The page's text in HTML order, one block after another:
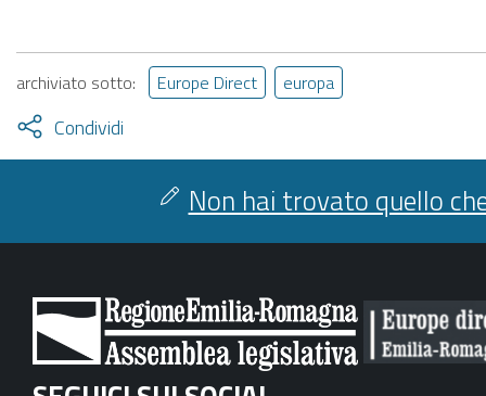
archiviato sotto: Europe Direct europa
Condividi
facebook
twitter
Attiva
condividi
Non hai trovato quello